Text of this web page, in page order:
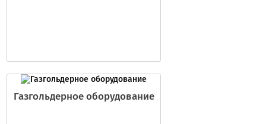
Газгольдерное оборудование